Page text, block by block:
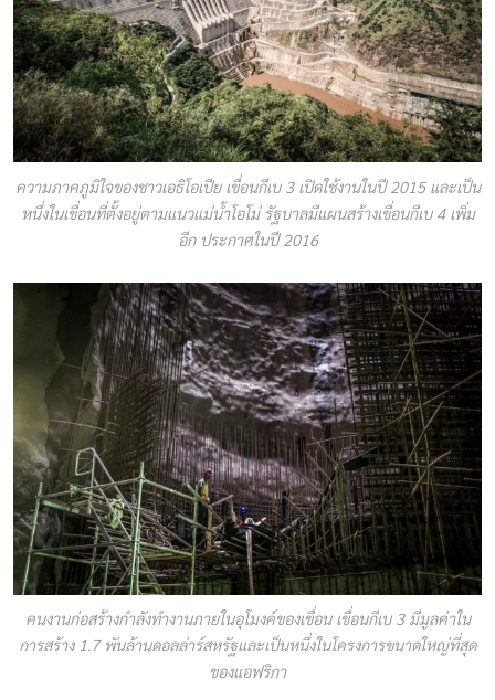
ความภาคภูมิใจของชาวเอธิโอเปีย เขื่อนกีเบ 3 เปิดใช้งานในปี 2015 และเป็น
หนึ่งในเขื่อนที่ตั้งอยู่ตามแนวแม่น้ำโอโม่ รัฐบาลมีแผนสร้างเขื่อนกีเบ 4 เพิ่ม
อีก ประกาศในปี 2016
คนงานก่อสร้างกำลังทำงานภายในอุโมงค์ของเขื่อน เขื่อนกีเบ 3 มีมูลค่าใน
การสร้าง 1.7 พันล้านดอลล่าร์สหรัฐและเป็นหนึ่งในโครงการขนาดใหญ่ที่สุด
ของแอฟริกา